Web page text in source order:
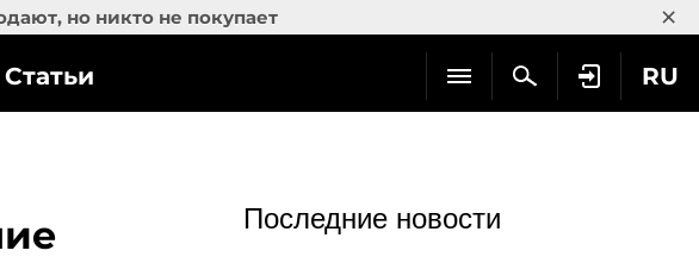
но никто не покупает ×
RU
Статьи
Последние новости